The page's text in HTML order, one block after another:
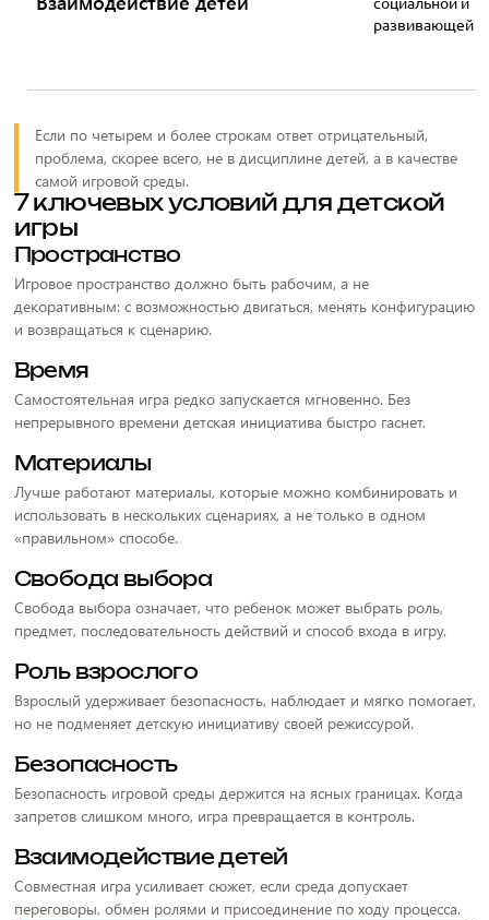
развивающей
Если по четырем и более строкам ответ отрицательный,
проблема, скорее всего, не в дисциплине детей, а в качестве
самой игровой среды.
7 ключевых условий для детской
игры
Пространство
Игровое пространство должно быть рабочим, а не
декоративным: с возможностью двигаться, менять конфигурацию
и возвращаться к сценарию.
Время
Самостоятельная игра редко запускается мгновенно. Без
непрерывного времени детская инициатива быстро гаснет.
Материалы
Лучше работают материалы, которые можно комбинировать и
использовать в нескольких сценариях, а не только в одном
«правильном» способе.
Свобода выбора
Свобода выбора означает, что ребенок может выбрать роль,
предмет, последовательность действий и способ входа в игру.
Роль взрослого
Взрослый удерживает безопасность, наблюдает и мягко помогает,
но не подменяет детскую инициативу своей режиссурой.
Безопасность
Безопасность игровой среды держится на ясных границах. Когда
запретов слишком много, игра превращается в контроль.
Взаимодействие детей
Совместная игра усиливает сюжет, если среда допускает
переговоры, обмен ролями и присоединение по ходу процесса.